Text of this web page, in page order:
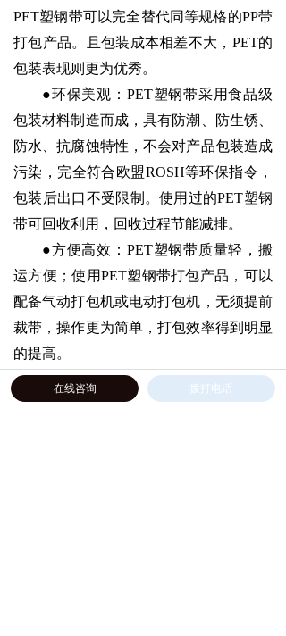
PET塑钢带可以完全替代同等规格的PP带
打包产品。 且包装成本相差不大， PET的
包装表现则更为优秀。
●环保美观：PET塑钢带采用食品级
包装材料制造而成，具有防潮、防生锈、
防水、抗腐蚀特性，不会对产品包装造成
污染，完全符合欧盟ROSH等环保指令，
包装后出口不受限制。使用过的PET塑钢
带可回收利用，回收过程节能减排。
●方便高效：PET塑钢带质量轻，搬
运方便；使用PET塑钢带打包产品 ，可以
配备气动打包机或电动打包机，无须提前
裁带，操作更为简单，打包效率得到明显
的提高。
五、常用香烟塑钢带参数
在线咨询 拨打电话